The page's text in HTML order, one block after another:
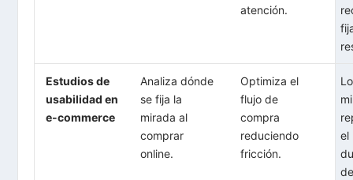
atención.
Estudios de
usabilidad en
e-commerce
Analiza dónde
se fija la
mirada al
comprar
online.
Optimiza el
flujo de
compra
reduciendo
fricción.
el